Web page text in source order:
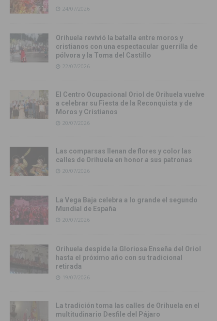
24/07/2026
Orihuela revivió la batalla entre moros y
cristianos con una espectacular guerrilla de
pólvora y la Toma del Castillo
22/07/2026
El Centro Ocupacional Oriol de Orihuela vuelve
a celebrar su Fiesta de la Reconquista y de
Moros y Cristianos
20/07/2026
Las comparsas llenan de flores y color las
calles de Orihuela en honor a sus patronas
20/07/2026
La Vega Baja celebra a lo grande el segundo
Mundial de España
20/07/2026
Orihuela despide la Gloriosa Enseña del Oriol
hasta el próximo año con su tradicional
retirada
19/07/2026
La tradición toma las calles de Orihuela en el
multitudinario Desfile del Pájaro